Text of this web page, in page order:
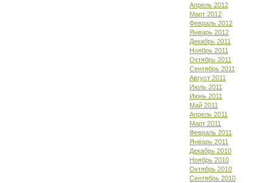
Апрель 2012
Март 2012
Февраль 2012
Январь 2012
Декабрь 2011
Ноябрь 2011
Октябрь 2011
Сентябрь 2011
Август 2011
Июль 2011
Июнь 2011
Май 2011
Апрель 2011
Март 2011
Февраль 2011
Январь 2011
Декабрь 2010
Ноябрь 2010
Октябрь 2010
Сентябрь 2010